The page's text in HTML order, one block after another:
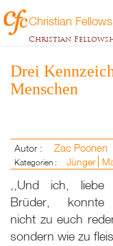
Christian
Christian
Drei
Menschen
Autor : Zac Poonen
Kategorien : Jünger
,,Und ich, liebe
Brüder, konnte
nicht zu euch
sondern wie zu